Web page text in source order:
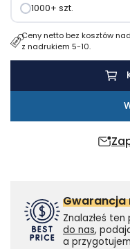
1000+ szt.
Ceny netto bez kosztów
z nadrukiem 5-10.
Gwarancja
Znalazłeś
do nas,
a